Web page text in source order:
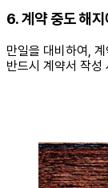
6. 계약 중도 해지
만일을 대비하여,
반드시 계약서 작성